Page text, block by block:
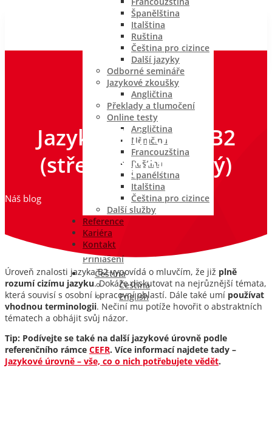
Španělština
Italština
Ruština
Čeština pro cizince
Další jazyky
Odborné semináře
Jazykové zkoušky
Angličtina
Překlady a tlumočení
Online testy
Angličtina
Němčina
Francouzština
Ruština
Španělština
Italština
Čeština pro cizince
Další služby
Reference
Kariéra
Kontakt
Přihlášení
Čeština
Čeština
English
Jazyková úroveň B2
(středně pokročilý)
Náš blog
Úroveň znalosti jazyka B2 vypovídá o mluvčím, že již plně
rozumí cizímu jazyku. Dokáže diskutovat na nejrůznější témata,
která souvisí s osobní i pracovní oblastí. Dále také umí používat
vhodnou terminologii. Nečiní mu potíže hovořit o abstraktních
tématech a obhájit svůj názor.
Tip: Podívejte se také na další jazykové úrovně podle
referenčního rámce CEFR. Více informací najdete tady –
Jazykové úrovně – vše, co o nich potřebujete vědět.